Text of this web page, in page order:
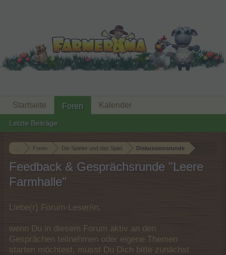
Foren Die Spieler und das Spiel Diskussionsrunde
Feedback & Gesprächsrunde "Leere
Farmhalle"
Liebe(r) Forum-Leser/in,
wenn Du in diesem Forum aktiv an den
Gesprächen teilnehmen oder eigene Themen
starten möchtest, musst Du Dich bitte zunächst
Startseite Foren
Letzte Beiträge
Kalender